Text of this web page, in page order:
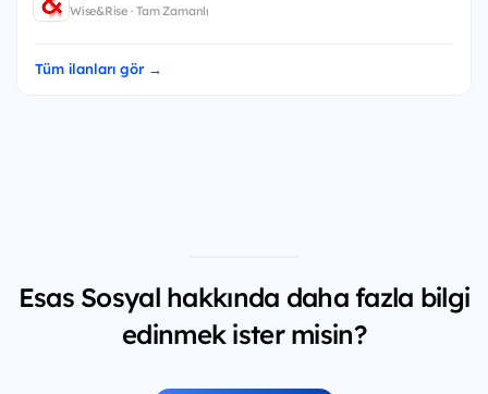
Wise&Rise · Tam Zamanlı
Tüm ilanları gör →
Esas Sosyal hakkında daha fazla bilgi
edinmek ister misin?